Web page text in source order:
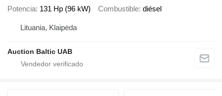
Potencia 131 Hp (96 kW) Combustible diésel
Lituania, Klaipėda
Auction Baltic UAB